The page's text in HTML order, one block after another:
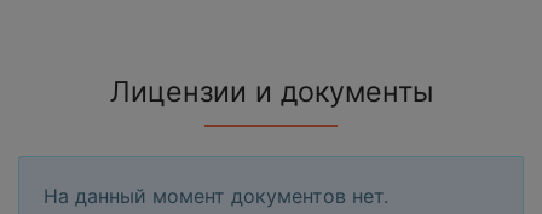
Лицензии и документы
На данный момент документов нет.